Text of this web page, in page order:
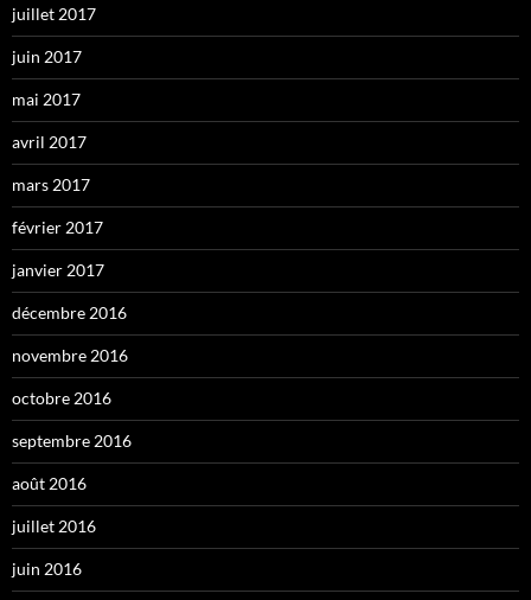
juillet 2017
juin 2017
mai 2017
avril 2017
mars 2017
février 2017
janvier 2017
décembre 2016
novembre 2016
octobre 2016
septembre 2016
août 2016
juillet 2016
juin 2016